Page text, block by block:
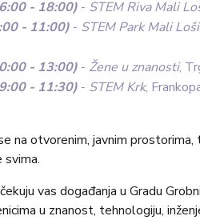
- 18:00)- STEM Riva Mali
- 11:00)- STEM Park Mali
- 13:00)- Žene u znanosti,
- 11:30)- STEM Krk,
na otvorenim, javnim
vas događanja u Gradu
u znanost, tehnologiju,